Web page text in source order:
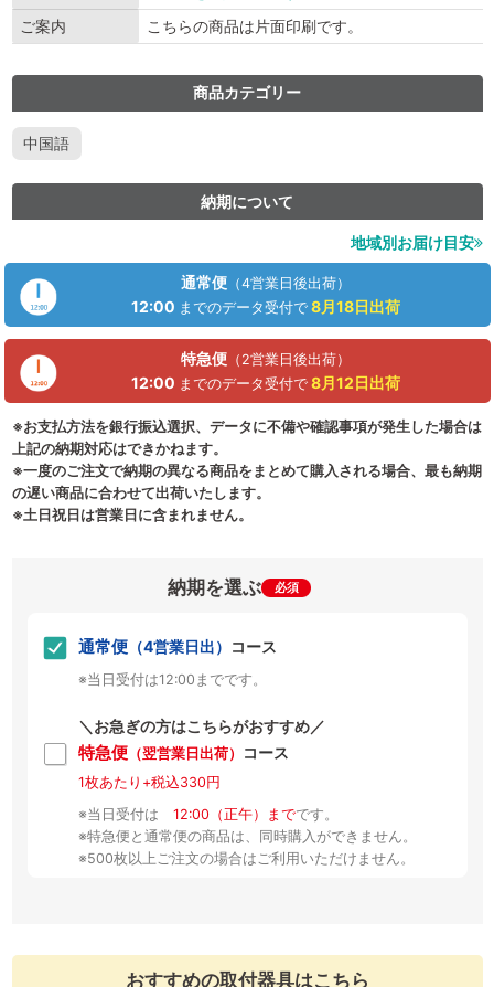
ご案内
こちらの商品は片面印刷です。
商品カテゴリー
中国語
納期について
地域別お届け目安
通常便 （4営業日後出荷）
12:00 までのデータ受付で 8月18日出荷
特急便 （2営業日後出荷）
12:00 までのデータ受付で 8月12日 出荷
※お支払方法を銀行振込選択、データに不備や確認事項が発生した場合は
上記の納期対応はできかねます。
※一度のご注文で納期の異なる商品をまとめて購入される場合、最も納期
の遅い商品に合わせて出荷いたします。
※土日祝日は営業日に含まれません。
納期を選ぶ 必須
通常便（4営業日出） コース
※当日受付は12:00までです。
＼お急ぎの方はこちらがおすすめ／
特急便 （翌営業日出荷） コース
1枚あたり+税込330円
※当日受付は 12:00（正午）までです。
※特急便と通常便の商品は、同時購入ができません。
※500枚以上ご注文の場合はご利用いただけません。
おすすめの取付器具はこちら